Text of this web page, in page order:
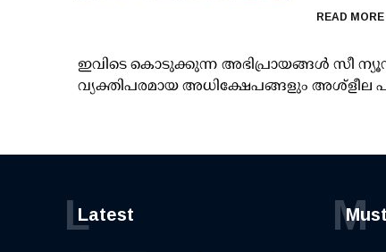
READ MORE
ഇവിടെ കൊടുക്കുന്ന അഭിപ്രായങ്ങള്‍ സീ
വ്യക്തിപരമായ അധിക്ഷേപങ്ങളും അശ്‌ളീല
Latest
L M